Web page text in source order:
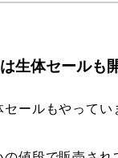
生体セールも
ールもやってい